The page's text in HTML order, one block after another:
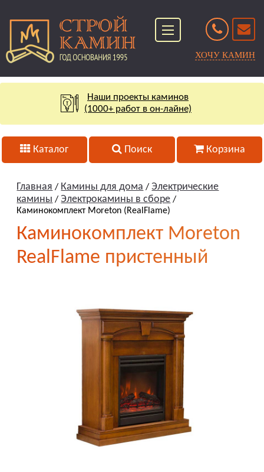
ХОЧУ КАМИН
Наши проекты каминов
(1000+ работ в он-лайне)
Каталог Поиск Корзина
Главная / Камины для дома /Электрические
камины /Электрокамины в сборе /
Каминокомплект Moreton (RealFlame)
Каминокомплект Moreton
RealFlame пристенный